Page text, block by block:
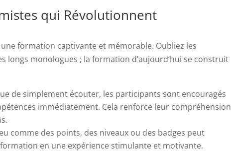
qui Révolutionnent
formation captivante et mémorable. Oubliez les
longs monologues ; la formation d’aujourd’hui se construit
de simplement écouter, les participants sont encouragés
immédiatement. Cela renforce leur compréhension
comme des points, des niveaux ou des badges peut
en une expérience stimulante et motivante.